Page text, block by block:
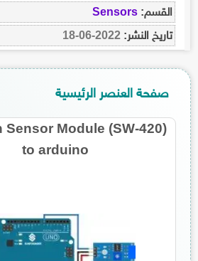
القسم:Sensors
تاريخ النشر:2022-06-18
صفحة العنصر الرئيسية
Sensor Module (SW-420)
to arduino